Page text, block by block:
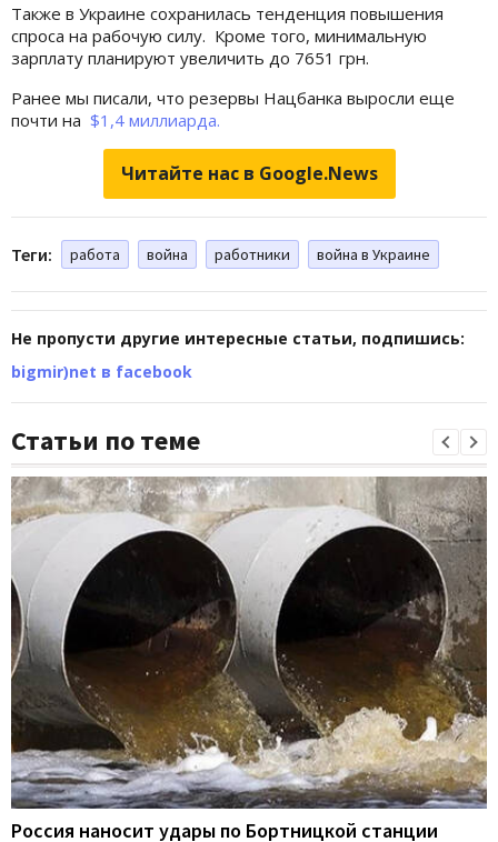
Также в Украине сохранилась тенденция повышения
спроса на рабочую силу. Кроме того, минимальную
зарплату планируют увеличить до 7651 грн.
Ранее мы писали, что резервы Нацбанка выросли еще
почти на $1,4 миллиарда.
Читайте нас в Google.News
Теги: работа война работники война в Украине
Не пропусти другие интересные статьи, подпишись:
bigmir)net в facebook
Статьи по теме
Россия наносит удары по Бортницкой станции